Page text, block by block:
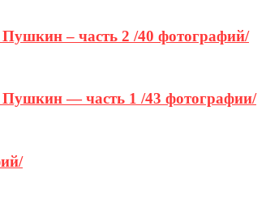
– часть 2 /40 фотографий/
Пушкин — часть 1 /43 фотографии/